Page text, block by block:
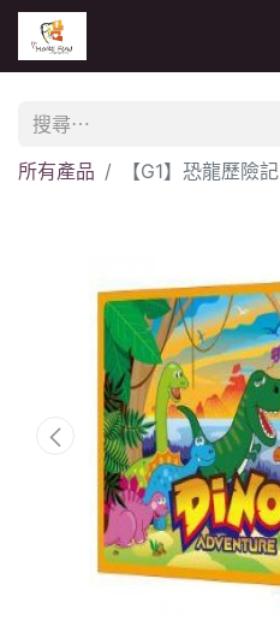
所有產品 【G1】恐龍歷險記